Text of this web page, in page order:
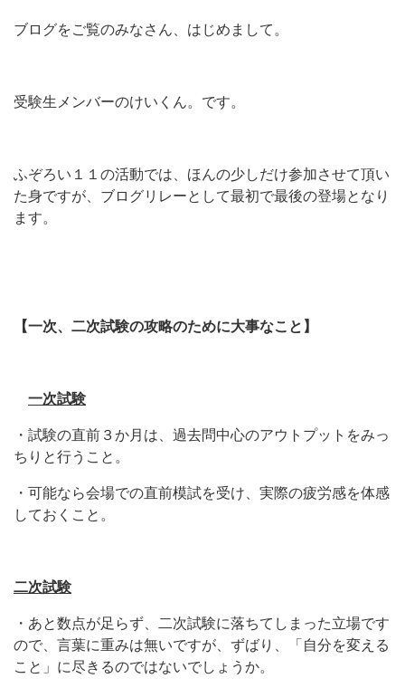
ブログをご覧のみなさん、はじめまして。
受験生メンバーのけいくん。です。
ふぞろい１１の活動では、ほんの少しだけ参加させて頂い
た身ですが、ブログリレーとして最初で最後の登場となり
ます。
【一次、二次試験の攻略のために大事なこと】
一次試験
・試験の直前３か月は、過去問中心のアウトプットをみっ
ちりと行うこと。
・可能なら会場での直前模試を受け、実際の疲労感を体感
しておくこと。
二次試験
・あと数点が足らず、二次試験に落ちてしまった立場です
ので、言葉に重みは無いですが、ずばり、「自分を変える
こと」に尽きるのではないでしょうか。